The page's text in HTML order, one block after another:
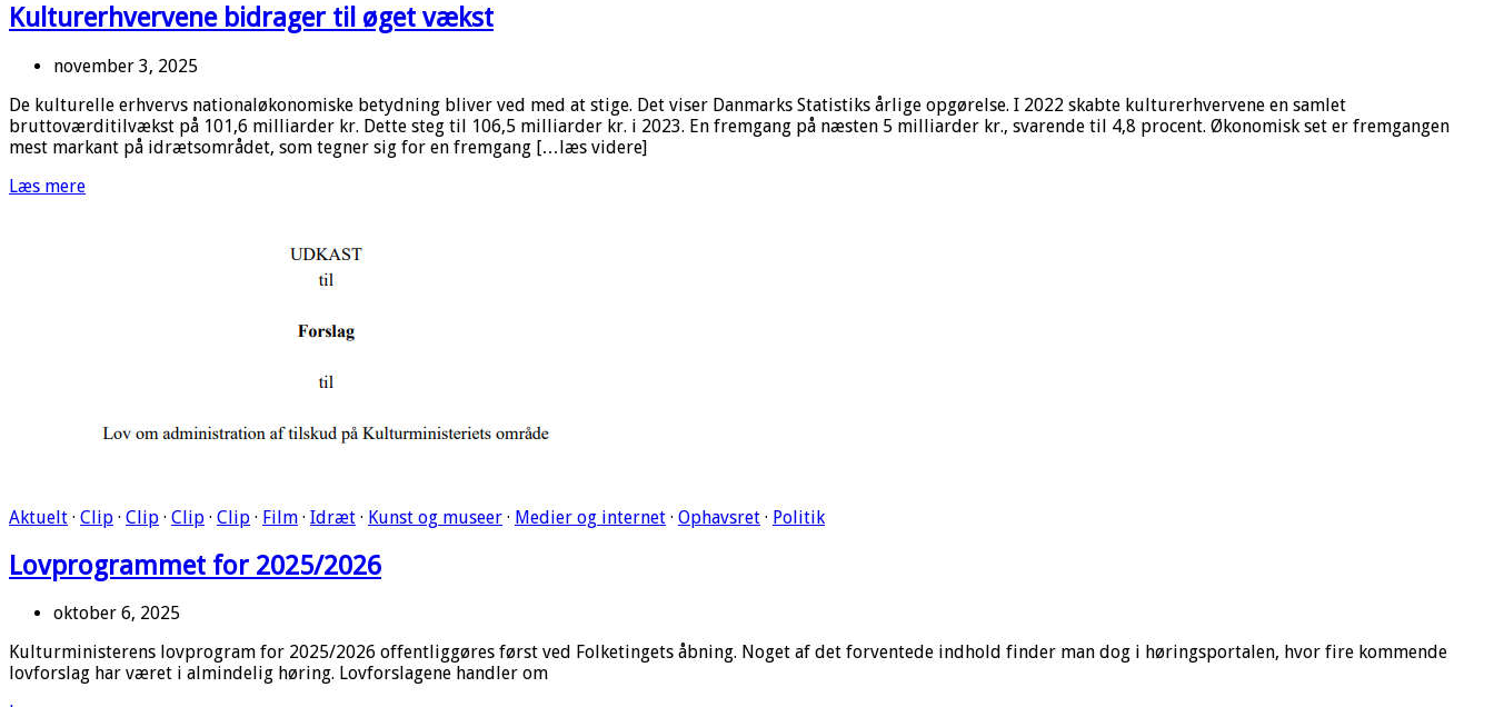
Kulturerhvervene bidrager til øget vækst
november 3, 2025
De kulturelle erhvervs nationaløkonomiske betydning bliver ved med at stige. Det viser Danmarks Statistiks årlige opgørelse. I 2022 skabte kulturerhvervene en samlet
bruttoværditilvækst på 101,6 milliarder kr. Dette steg til 106,5 milliarder kr. i 2023. En fremgang på næsten 5 milliarder kr., svarende til 4,8 procent. Økonomisk set er fremgangen
mest markant på idrætsområdet, som tegner sig for en fremgang […læs videre]
Læs mere
Aktuelt · Clip · Clip · Clip · Clip · Film · Idræt · Kunst og museer · Medier og internet · Ophavsret · Politik
Lovprogrammet for 2025/2026
oktober 6, 2025
Kulturministerens lovprogram for 2025/2026 offentliggøres først ved Folketingets åbning. Noget af det forventede indhold finder man dog i høringsportalen, hvor fire kommende
lovforslag har været i almindelig høring. Lovforslagene handler om